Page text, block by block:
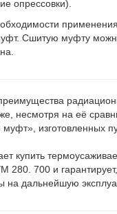
опрессовки).
Сшитую муфту
несмотря на её
изготовленных
купить
700 и гарантирует,
на дальнейшую